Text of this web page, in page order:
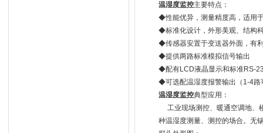
温湿度监控主要特点：
◆性能优异，测量精度高，适用
◆标准化设计，外形美观、结构
◆传感器安置于变送器外面，有
◆提供两路标准模拟信号输出
◆配有LCD液晶显示和标准RS-
◆可选配温湿度报警输出（1-4路
温湿度监控典型应用：
工业现场测控、暖通空调地、
种温湿度测量、测控的场合。无